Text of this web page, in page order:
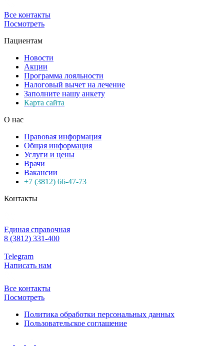
Все контакты
Посмотреть
Пациентам
Новости
Акции
Программа лояльности
Налоговый вычет на лечение
Заполните нашу анкету
Карта сайта
О нас
Правовая информация
Общая информация
Услуги и цены
Врачи
Вакансии
+7 (3812) 66-47-73
Контакты
Единая справочная
8 (3812) 331-400
Telegram
Написать нам
Все контакты
Посмотреть
Политика обработки персональных данных
Пользовательское соглашение